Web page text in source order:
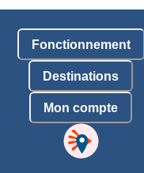
Fonctionnement
Destinations
Mon compte